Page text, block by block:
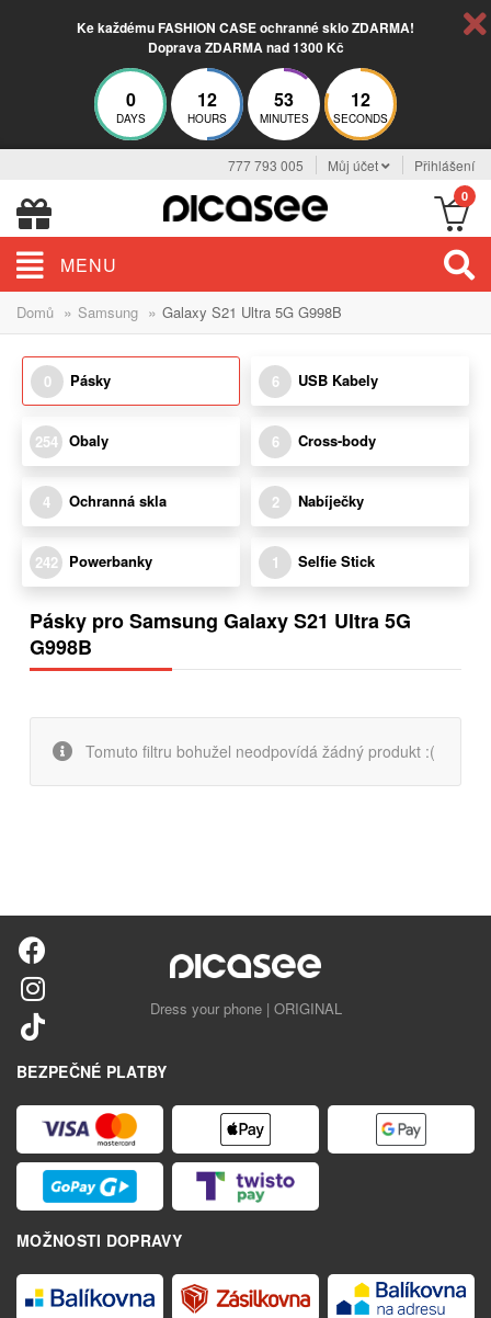
Ke každému FASHION CASE ochranné sklo ZDARMA!
Doprava ZDARMA nad 1300 Kč
0
DAYS
12
HOURS
53
MINUTES
12
SECONDS
777 793 005 Můj účet Přihlášení
0
MENU
Domů » Samsung » Galaxy S21 Ultra 5G G998B
0 Pásky 6 USB Kabely
254 Obaly 6 Cross-body
4 Ochranná skla 2 Nabíječky
242 Powerbanky 1 Selfie Stick
Pásky pro Samsung Galaxy S21 Ultra 5G
G998B
Tomuto filtru bohužel neodpovídá žádný produkt :(
Dress your phone | ORIGINAL
BEZPEČNÉ PLATBY
MOŽNOSTI DOPRAVY